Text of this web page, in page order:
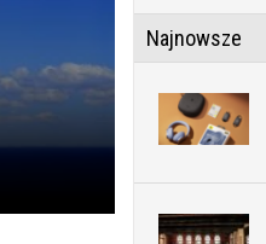
Najnowsze